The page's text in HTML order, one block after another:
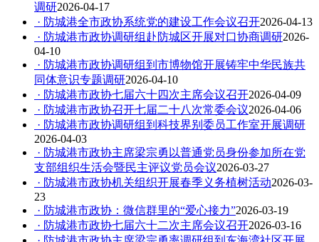
调研2026-04-17
· 防城港全市政协系统党的建设工作会议召开2026-04-13
· 防城港市政协调研组赴防城区开展对口协商调研2026-
04-10
· 防城港市政协调研组到市博物馆开展铸牢中华民族共
同体意识专题调研2026-04-10
· 防城港市政协七届六十四次主席会议召开2026-04-09
· 防城港市政协召开七届二十八次常委会议2026-04-06
· 防城港市政协调研组到科技界别委员工作室开展调研
2026-04-03
· 防城港市政协主席梁宗勇以普通党员身份参加所在党
支部组织生活会暨民主评议党员会议2026-03-27
· 防城港市政协机关组织开展春季义务植树活动2026-03-
23
· 防城港市政协：微信群里的“爱心接力”2026-03-19
· 防城港市政协七届六十二次主席会议召开2026-03-16